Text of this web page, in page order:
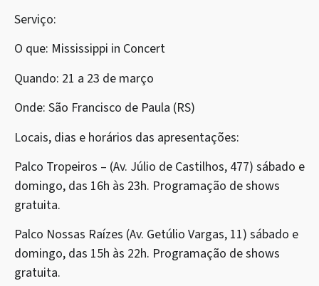
Serviço:
O que: Mississippi in Concert
Quando: 21 a 23 de março
Onde: São Francisco de Paula (RS)
Locais, dias e horários das apresentações:
Palco Tropeiros – (Av. Júlio de Castilhos, 477) sábado e
domingo, das 16h às 23h. Programação de shows
gratuita.
Palco Nossas Raízes (Av. Getúlio Vargas, 11) sábado e
domingo, das 15h às 22h. Programação de shows
gratuita.